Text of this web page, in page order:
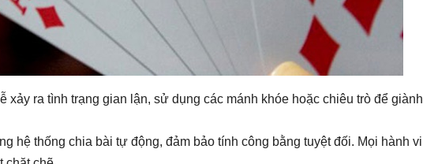
xảy ra tình trạng gian lận, sử dụng các mánh khóe hoặc chiêu trò để giành
hệ thống chia bài tự động, đảm bảo tính công bằng tuyệt đối. Mọi hành vi